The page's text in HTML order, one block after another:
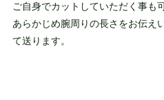
ご自身でカットしていただく事も
あらかじめ腕周りの長さをお伝え
て送ります。